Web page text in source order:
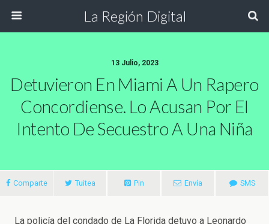
La Región Digital
13 Julio, 2023
Detuvieron En Miami A Un Rapero
Concordiense. Lo Acusan Por El
Intento De Secuestro A Una Niña
Comparte Tuitea Pin Envía SMS
La policía del condado de La Florida detuvo a Leonardo